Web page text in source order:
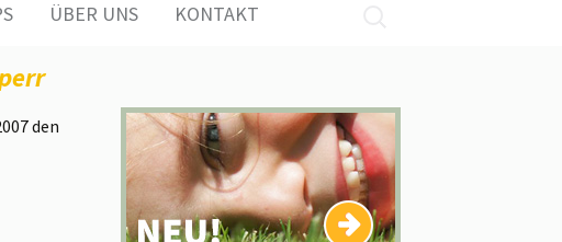
ÜBER UNS KONTAKT
den